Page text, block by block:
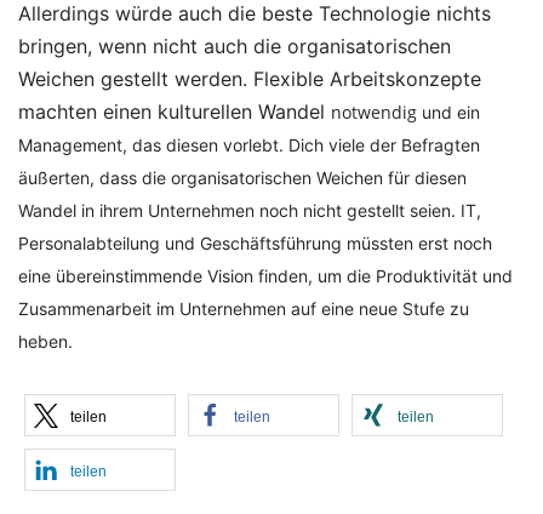
Allerdings würde auch die beste Technologie nichts
bringen, wenn nicht auch die organisatorischen
Weichen gestellt werden. Flexible Arbeitskonzepte
machten einen kulturellen Wandel notwendig und ein
Management, das diesen vorlebt. Dich viele der Befragten
äußerten, dass die organisatorischen Weichen für diesen
Wandel in ihrem Unternehmen noch nicht gestellt seien. IT,
Personalabteilung und Geschäftsführung müssten erst noch
eine übereinstimmende Vision finden, um die Produktivität und
Zusammenarbeit im Unternehmen auf eine neue Stufe zu
heben.
teilen teilen teilen
teilen